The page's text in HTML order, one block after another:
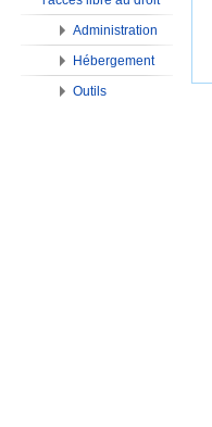
Administration
Hébergement
Outils